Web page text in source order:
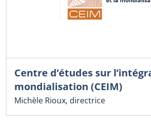
Centre d’études sur
mondialisation (CEIM)
Michèle Rioux, directrice